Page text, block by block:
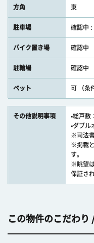
方角 東
駐車場 確認中 :
バイク置き場 確認中
駐輪場 確認中
ペット 可 （条
その他説明事項
▪総戸数
▪ダブル
※司法書
※掲載
す。
※眺望
保証さ
この物件のこだわり